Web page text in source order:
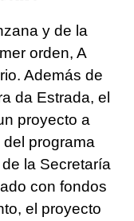
y de la
orden, A
Además de
da Estrada, el
proyecto a
programa
la Secretaría
con fondos
el proyecto